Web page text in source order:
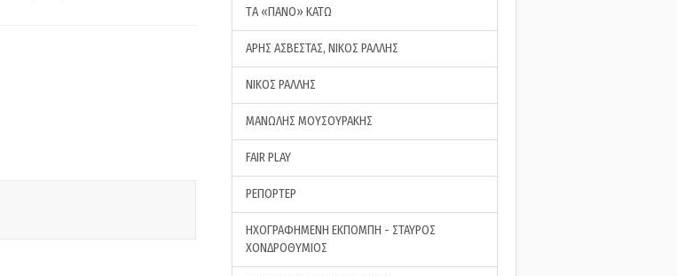
ΤA «ΠΑΝΟ» ΚΑΤΩ
ΑΡΗΣ ΑΣΒΕΣΤΑΣ, ΝΙΚΟΣ ΡΑΛΛΗΣ
ΝΙΚΟΣ ΡΑΛΛΗΣ
ΜΑΝΩΛΗΣ ΜΟΥΣΟΥΡΑΚΗΣ
FAIR PLAY
ΡΕΠΟΡΤΕΡ
ΗΧΟΓΡΑΦΗΜΕΝΗ ΕΚΠΟΜΠΗ - ΣΤΑΥΡΟΣ
ΧΟΝΔΡΟΘΥΜΙΟΣ